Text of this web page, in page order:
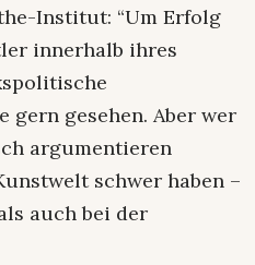
Institut: “Um Erfolg
innerhalb ihres
gern gesehen. Aber wer
argumentieren
schwer haben –
auch bei der